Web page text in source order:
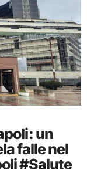
un
falle nel
#Salute